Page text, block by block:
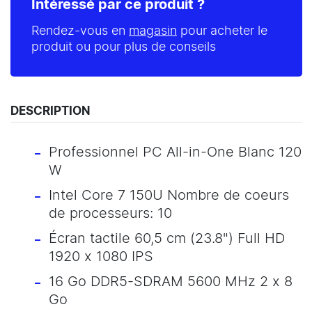
Intéressé par ce produit ?
Rendez-vous en magasin pour acheter le
produit ou pour plus de conseils
DESCRIPTION
Professionnel PC All-in-One Blanc 120
W
Intel Core 7 150U Nombre de coeurs
de processeurs: 10
Écran tactile 60,5 cm (23.8") Full HD
1920 x 1080 IPS
16 Go DDR5-SDRAM 5600 MHz 2 x 8
Go